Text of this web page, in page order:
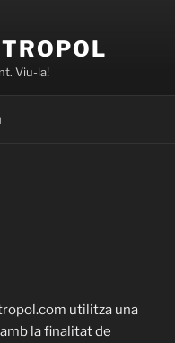
Viu-la!
utilitza una
la finalitat de